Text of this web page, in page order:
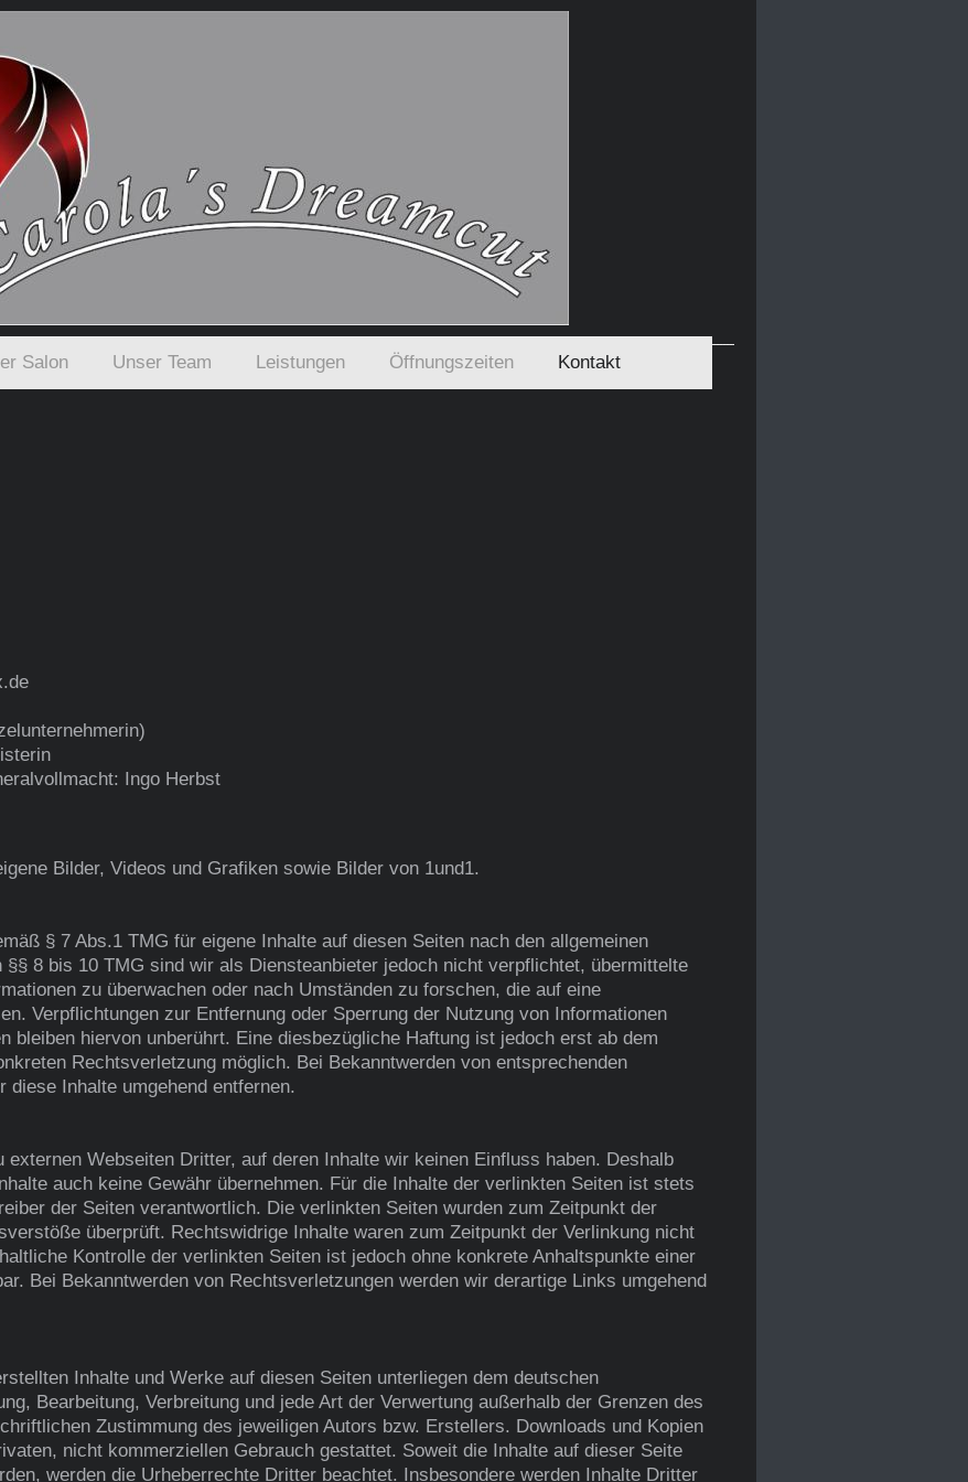
Salon Unser Team Leistungen Öffnungszeiten Kontakt
Ingo Herbst
Bilder, Videos und Grafiken sowie Bilder von 1und1.
§ 7 Abs.1 TMG für eigene Inhalte auf diesen Seiten nach den allgemeinen
8 bis 10 TMG sind wir als Diensteanbieter jedoch nicht verpflichtet, übermittelte
zu überwachen oder nach Umständen zu forschen, die auf eine
Verpflichtungen zur Entfernung oder Sperrung der Nutzung von Informationen
bleiben hiervon unberührt. Eine diesbezügliche Haftung ist jedoch erst ab dem
Rechtsverletzung möglich. Bei Bekanntwerden von entsprechenden
diese Inhalte umgehend entfernen.
externen Webseiten Dritter, auf deren Inhalte wir keinen Einfluss haben. Deshalb
auch keine Gewähr übernehmen. Für die Inhalte der verlinkten Seiten ist stets
der Seiten verantwortlich. Die verlinkten Seiten wurden zum Zeitpunkt der
überprüft. Rechtswidrige Inhalte waren zum Zeitpunkt der Verlinkung nicht
Kontrolle der verlinkten Seiten ist jedoch ohne konkrete Anhaltspunkte einer
Bei Bekanntwerden von Rechtsverletzungen werden wir derartige Links umgehend
Inhalte und Werke auf diesen Seiten unterliegen dem deutschen
Bearbeitung, Verbreitung und jede Art der Verwertung außerhalb der Grenzen des
Zustimmung des jeweiligen Autors bzw. Erstellers. Downloads und Kopien
nicht kommerziellen Gebrauch gestattet. Soweit die Inhalte auf dieser Seite
werden die Urheberrechte Dritter beachtet. Insbesondere werden Inhalte Dritter